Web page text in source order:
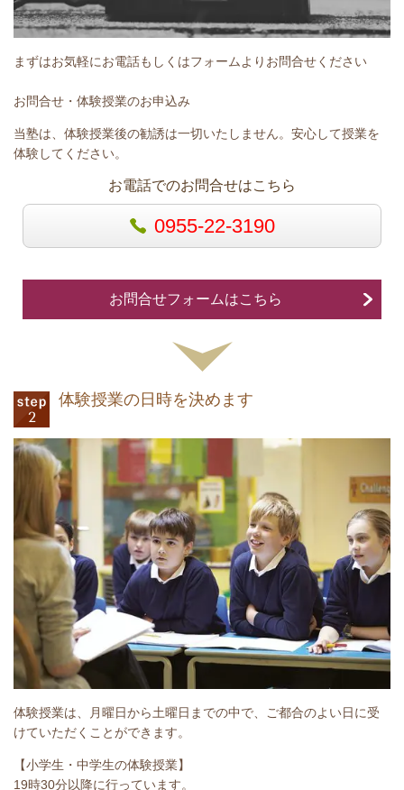
まずはお気軽にお電話もしくはフォームよりお問合せください
お問合せ・体験授業のお申込み
当塾は、体験授業後の勧誘は一切いたしません。安心して授業を
体験してください。
お電話でのお問合せはこちら
0955-22-3190
お問合せフォームはこちら
体験授業の日時を決めます
体験授業は、月曜日から土曜日までの中で、ご都合のよい日に受
けていただくことができます。
【小学生・中学生の体験授業】
19時30分以降に行っています。